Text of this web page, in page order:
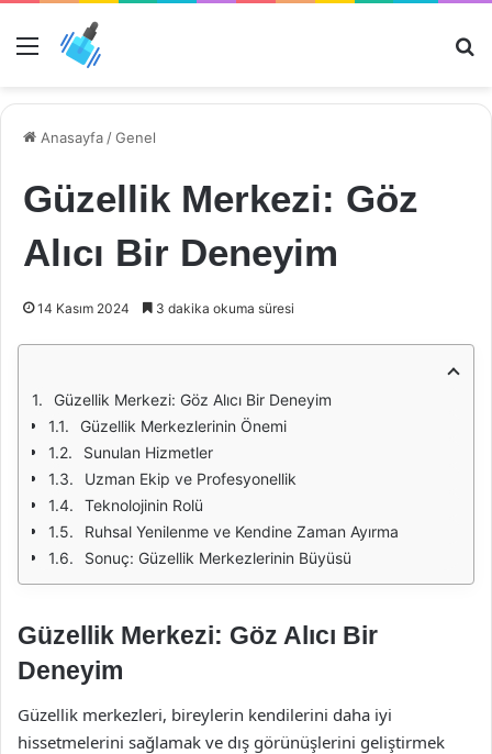
Menü
Anasayfa /Genel
Güzellik Merkezi: Göz
Alıcı Bir Deneyim
14 Kasım 2024 3 dakika okuma süresi
Güzellik Merkezi: Göz Alıcı Bir Deneyim
Güzellik Merkezlerinin Önemi
Sunulan Hizmetler
Uzman Ekip ve Profesyonellik
Teknolojinin Rolü
Ruhsal Yenilenme ve Kendine Zaman Ayırma
Sonuç: Güzellik Merkezlerinin Büyüsü
Güzellik Merkezi: Göz Alıcı Bir
Deneyim
Güzellik merkezleri, bireylerin kendilerini daha iyi
hissetmelerini sağlamak ve dış görünüşlerini geliştirmek